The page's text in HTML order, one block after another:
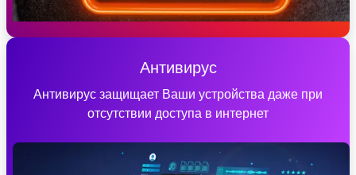
Антивирус
Антивирус защищает Ваши устройства даже при
отсутствии доступа в интернет